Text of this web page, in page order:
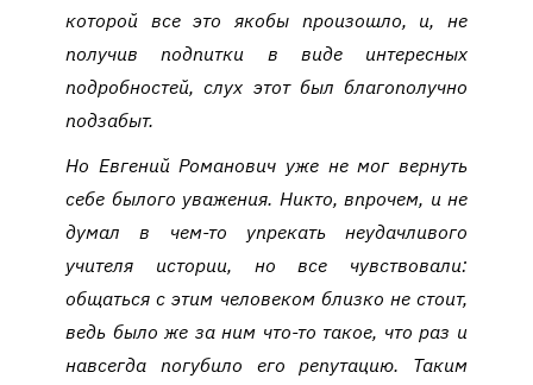
которой все это якобы произошло, и, не
получив подпитки в виде интересных
подробностей, слух этот был благополучно
подзабыт.
Но Евгений Романович уже не мог вернуть
себе былого уважения. Никто, впрочем, и не
думал в чем-то упрекать неудачливого
учителя истории, но все чувствовали:
общаться с этим человеком близко не стоит,
ведь было же за ним что-то такое, что раз и
навсегда погубило его репутацию. Таким